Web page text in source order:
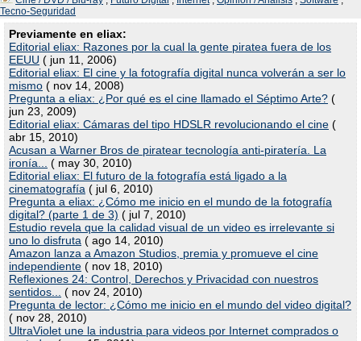
Tecno-Seguridad
Previamente en eliax:
Editorial eliax: Razones por la cual la gente piratea fuera de los
EEUU ( jun 11, 2006)
Editorial eliax: El cine y la fotografía digital nunca volverán a ser lo
mismo ( nov 14, 2008)
Pregunta a eliax: ¿Por qué es el cine llamado el Séptimo Arte? (
jun 23, 2009)
Editorial eliax: Cámaras del tipo HDSLR revolucionando el cine (
abr 15, 2010)
Acusan a Warner Bros de piratear tecnología anti-piratería. La
ironía...
( may 30, 2010)
Editorial eliax: El futuro de la fotografía está ligado a la
cinematografía ( jul 6, 2010)
Pregunta a eliax: ¿Cómo me inicio en el mundo de la fotografía
digital? (parte 1 de 3) ( jul 7, 2010)
Estudio revela que la calidad visual de un video es irrelevante si
uno lo disfruta ( ago 14, 2010)
Amazon lanza a Amazon Studios, premia y promueve el cine
independiente ( nov 18, 2010)
Reflexiones 24: Control, Derechos y Privacidad con nuestros
sentidos...
( nov 24, 2010)
Pregunta de lector: ¿Cómo me inicio en el mundo del video digital?
( nov 28, 2010)
UltraViolet une la industria para videos por Internet comprados o